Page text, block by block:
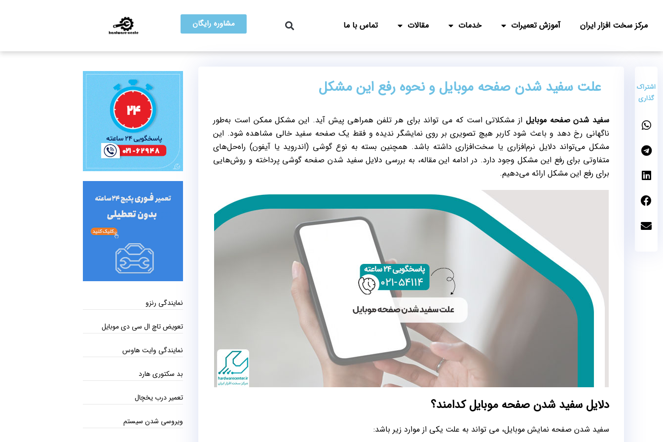
مرکز سخت افزار ایران آموزش تعمیرات خدمات مقالات تماس با ما مشاوره رایگان
اشتراک
گذاری
علت سفید شدن صفحه موبایل و نحوه رفع این مشکل
سفید شدن صفحه موبایل از مشکلاتی است که می تواند برای هر تلفن همراهی پیش آید. این مشکل ممکن است به‌طور
ناگهانی رخ دهد و باعث شود کاربر هیچ تصویری بر روی نمایشگر ندیده و فقط یک صفحه سفید خالی مشاهده شود. این
مشکل می‌تواند دلایل نرم‌افزاری یا سخت‌افزاری داشته باشد. همچنین بسته به نوع گوشی (اندروید یا آیفون) راه‌حل‌های
متفاوتی برای رفع این مشکل وجود دارد. در ادامه این مقاله، به بررسی دلایل سفید شدن صفحه گوشی پرداخته و روش‌هایی
برای رفع این مشکل ارائه می‌دهیم.
دلایل سفید شدن صفحه موبایل کدامند؟
سفید شدن صفحه نمایش موبایل، می تواند به علت یکی از موارد زیر باشد:
نمایندگی رنزو
تعویض تاچ ال سی دی موبایل
نمایندگی وایت هاوس
بد سکتوری هارد
تعمیر درب یخچال
ویروسی شدن سیستم